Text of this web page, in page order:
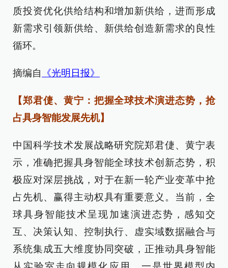
质投资优化供给结构和增加新供给，进而形成
新需求引领新供给、新供给创造新需求的良性
循环。
摘编自 《光明日报》
【郑君倢、黄宁：把握全球技术演进态势，抢
占具身智能发展先机】
中国科学技术发展战略研究院郑君倢、黄宁表
示，准确把握具身智能全球技术创新态势，积
极应对深层挑战，对于在新一轮产业变革中抢
占先机、赢得主动权具有重要意义。当前，全
球具身智能技术呈现加速演进态势，感知交
互、决策认知、控制执行、虚实域数据融合与
系统集成五大维度协同突破，正推动具身智能